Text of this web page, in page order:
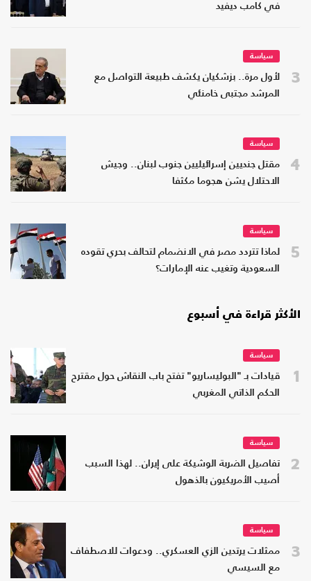
في كامب ديفيد
3
سياسة
لأول مرة.. بزشكيان يكشف طبيعة التواصل مع
المرشد مجتبى خامنئي
4
سياسة
مقتل جنديين إسرائيليين جنوب لبنان.. وجيش
الاحتلال يشن هجوما مكثفا
5
سياسة
لماذا تتردد مصر في الانضمام لتحالف بحري تقوده
السعودية وتغيب عنه الإمارات؟
الأكثر قراءة في أسبوع
1
سياسة
قيادات بـ "البوليساريو" تفتح باب النقاش حول مقترح
الحكم الذاتي المغربي
2
سياسة
تفاصيل الضربة الوشيكة على إيران.. لهذا السبب
أصيب الأمريكيون بالذهول
3
سياسة
ممثلات يرتدين الزي العسكري.. ودعوات للاصطفاف
مع السيسي